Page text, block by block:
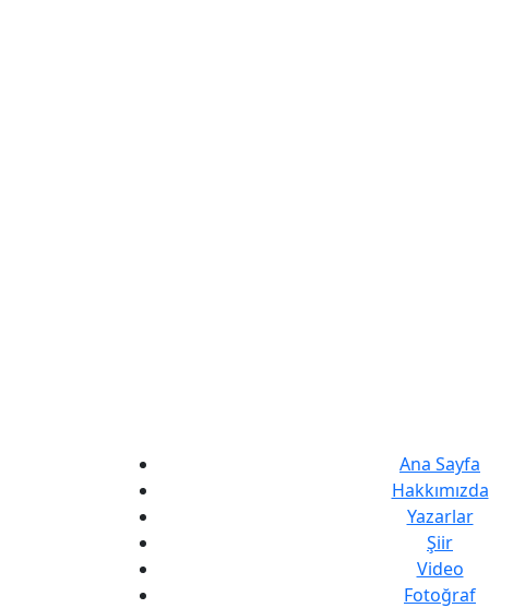
Ana Sayfa
Hakkımızda
Yazarlar
Şiir
Video
Fotoğraf